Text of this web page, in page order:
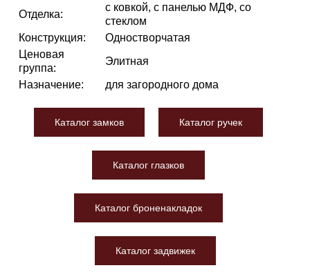
Отделка:
с ковкой, с панелью МДФ, со
стеклом
Конструкция:
Одностворчатая
Ценовая
группа:
Элитная
Назначение:
для загородного дома
Каталог замков Каталог ручек
Каталог глазков
Каталог броненакладок
Каталог задвижек